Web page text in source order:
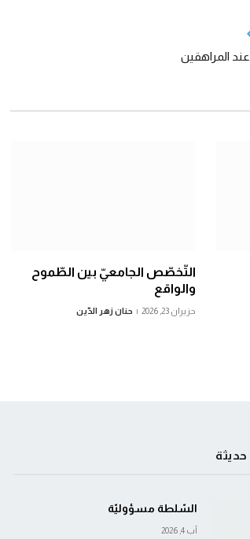
عند المراهقين
التّخصّص الجامعيّ بين الطّموح
والواقع
حزيران 23, 2026 حنان زهر الدّين
السّلطة مسؤوليّة
آب 4, 2026